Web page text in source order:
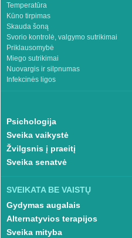
Temperatūra
Kūno tirpimas
Skauda šoną
Svorio kontrolė, valgymo sutrikimai
Priklausomybė
Miego sutrikimai
Nuovargis ir silpnumas
Infekcinės ligos
Psichologija
Sveika vaikystė
Žvilgsnis į praeitį
Sveika senatvė
SVEIKATA BE VAISTŲ
Gydymas augalais
Alternatyvios terapijos
Sveika mityba